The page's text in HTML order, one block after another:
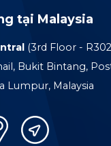
tại Malaysia
(3rd Floor -
Bukit Bintang,
Lumpur, Malaysia